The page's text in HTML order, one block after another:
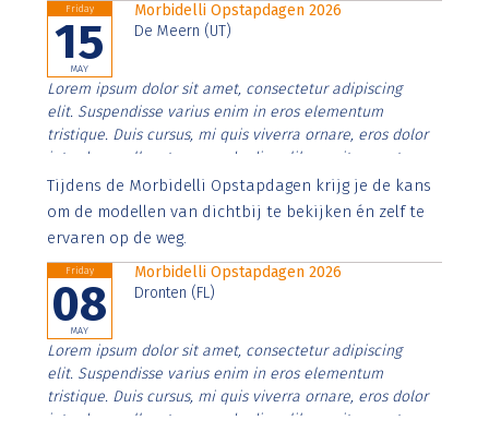
Friday
15
MAY
Morbidelli Opstapdagen 2026
De Meern (UT)
Lorem ipsum dolor sit amet, consectetur adipiscing
elit. Suspendisse varius enim in eros elementum
tristique. Duis cursus, mi quis viverra ornare, eros dolor
interdum nulla, ut commodo diam libero vitae erat.
Aenean faucibus nibh et justo cursus id rutrum lorem
imperdiet. Nunc ut sem vitae risus tristique posuere.
Tijdens de Morbidelli Opstapdagen krijg je de kans
om de modellen van dichtbij te bekijken én zelf te
ervaren op de weg.
Friday
08
MAY
Morbidelli Opstapdagen 2026
Dronten (FL)
Lorem ipsum dolor sit amet, consectetur adipiscing
elit. Suspendisse varius enim in eros elementum
tristique. Duis cursus, mi quis viverra ornare, eros dolor
interdum nulla, ut commodo diam libero vitae erat.